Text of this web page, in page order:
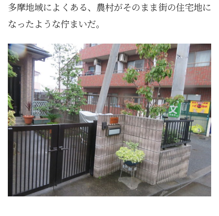
多摩地域によくある、農村がそのまま街の住宅地に
なったような佇まいだ。